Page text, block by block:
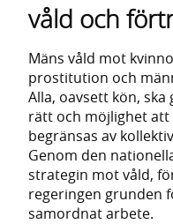
sökförslag
våld och
Mäns våld mot
prostitution och
Alla, oavsett kön,
rätt och möjlighet
begränsas av
Genom den
strategin mot våld,
regeringen grunden
samordnat arbete.